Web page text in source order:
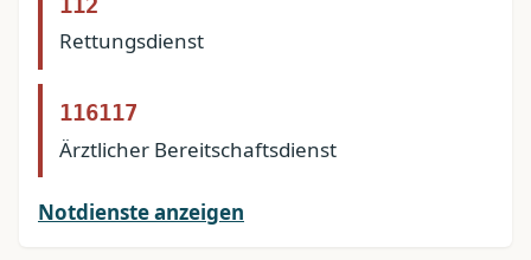
Rettungsdienst
116117
Ärztlicher Bereitschaftsdienst
Notdienste anzeigen